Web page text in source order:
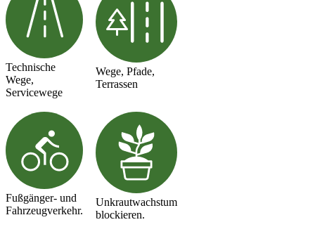
Technische
Wege,
Servicewege
Wege, Pfade,
Terrassen
Fußgänger- und
Fahrzeugverkehr.
Unkrautwachstum
blockieren.